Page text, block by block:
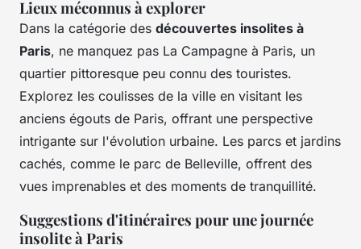
Lieux méconnus à explorer
Dans la catégorie des découvertes insolites à
Paris, ne manquez pas La Campagne à Paris, un
quartier pittoresque peu connu des touristes.
Explorez les coulisses de la ville en visitant les
anciens égouts de Paris, offrant une perspective
intrigante sur l'évolution urbaine. Les parcs et jardins
cachés, comme le parc de Belleville, offrent des
vues imprenables et des moments de tranquillité.
Suggestions d'itinéraires pour une journée
insolite à Paris